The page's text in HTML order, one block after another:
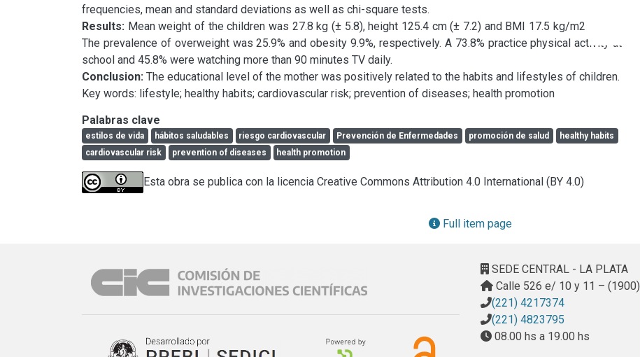
Results: Mean weight of the children was 27.8 kg (± 5.8), height 125.4 cm (± 7.2) and BMI 17.5 kg/m2 (± 2.4).
The prevalence of overweight was 25.9% and obesity 9.9%, respectively. A 73.8% practice physical activity at
Conclusion: The educational level of the mother was positively related to the habits and lifestyles of children.
Key words: lifestyle; healthy habits; cardiovascular risk; prevention of diseases; health promotion
Palabras clave
estilos de vida hábitos saludables riesgo cardiovascular Prevención de Enfermedades promoción de salud
healthy habits
cardiovascular risk
prevention of diseases health promotion
Esta obra se publica con la licencia Creative Commons Attribution 4.0 International (BY 4.0)
Full item page
SEDE CENTRAL - LA PLATA
Calle 526 e/ 10 y 11 – (1900)
(221) 4217374
(221) 4823795
08.00 hs a 19.00 hs